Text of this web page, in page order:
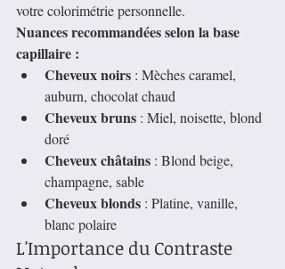
votre colorimétrie personnelle.
Nuances recommandées selon la base
capillaire :
Cheveux noirs : Mèches caramel,
auburn, chocolat chaud
Cheveux bruns : Miel, noisette, blond
doré
Cheveux châtains : Blond beige,
champagne, sable
Cheveux blonds : Platine, vanille,
blanc polaire
L'Importance du Contraste